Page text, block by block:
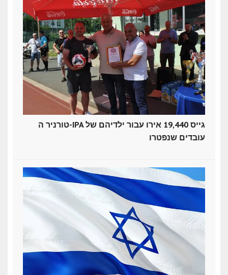
טורניר ה-IPA גייס 19,440 אירו עבור ילדיהם של
עובדים שנפטרו